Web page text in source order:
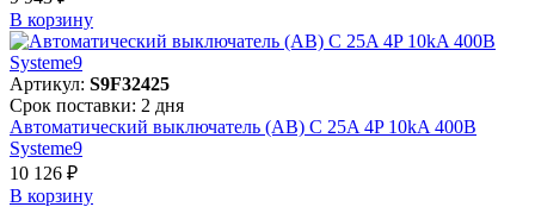
В корзинy
Артикул: S9F32425
Срок поставки: 2 дня
Автоматический выключатель (АВ) C 25A 4P 10kA 400В
Systeme9
10 126 ₽
В корзинy